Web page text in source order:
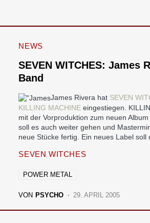
NEWS
SEVEN WITCHES: James
Band
James Rivera hat SEVEN
KILLING MACHINE eingestiegen.
mit der Vorproduktion zum neuen
soll es auch weiter gehen und
neue Stücke fertig. Ein neues Label soll
SEVEN WITCHES
POWER METAL
VON PSYCHO 29. APRIL 2005